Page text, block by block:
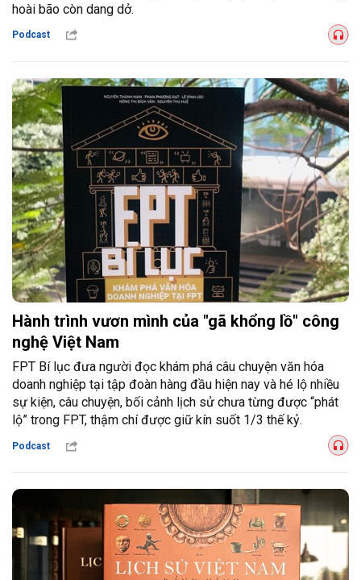
hoài bão còn dang dở.
Podcast
Hành trình vươn mình của "gã khổng lồ" công
nghệ Việt Nam
FPT Bí lục đưa người đọc khám phá câu chuyện văn hóa
doanh nghiệp tại tập đoàn hàng đầu hiện nay và hé lộ nhiều
sự kiện, câu chuyện, bối cảnh lịch sử chưa từng được “phát
lộ” trong FPT, thậm chí được giữ kín suốt 1/3 thế kỷ.
Podcast